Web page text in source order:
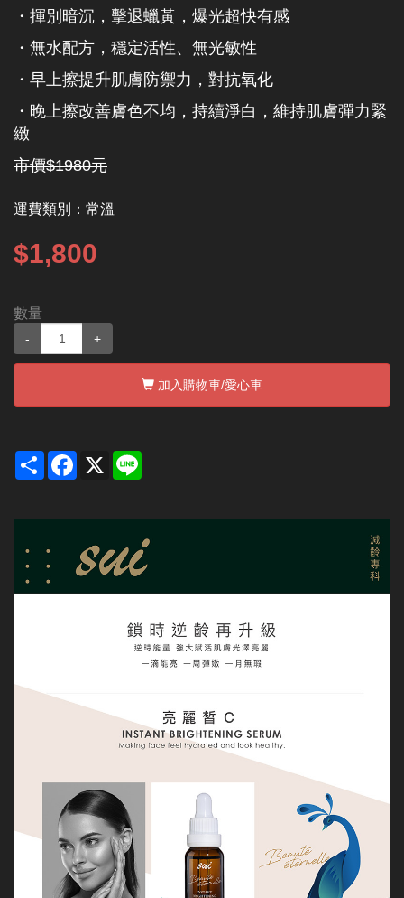
・揮別暗沉，擊退蠟黃，爆光超快有感
・無水配方，穩定活性、無光敏性
・早上擦提升肌膚防禦力，對抗氧化
・晚上擦改善膚色不均，持續淨白，維持肌膚彈力緊
緻
市價$1980元
運費類別： 常溫
$1,800
數量
- +
加入購物車/愛心車
Share Facebook
X